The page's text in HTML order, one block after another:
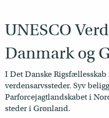
UNESCO
Danmark og
I Det Danske
verdensarvssteder. Syv
Parforcejagtlandskabet i
steder i Grønland.